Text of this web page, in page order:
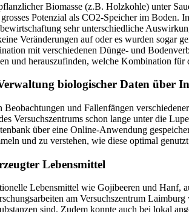
Biomasse (z.B. Holzkohle) unter
Potenzial als CO2-Speicher im
sehr unterschiedliche
Veränderungen auf oder es wurden sogar
mit verschiedenen Dünge- und
und herauszufinden, welche Kombination
biologischer Daten über
und Fallenfängen
Versuchszentrums schon lange unter die
über eine Online-Anwendung
und zu verstehen, wie diese optimal
Lebensmittel
Lebensmittel wie Gojibeeren und Hanf,
am Versuchszentrum
sind. Zudem konnte auch bei lokal